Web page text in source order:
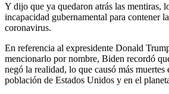
Y dijo que ya quedaron atrás las mentiras,
incapacidad gubernamental para contener
coronavirus.
En referencia al expresidente Donald
mencionarlo por nombre, Biden recordó
negó la realidad, lo que causó más muertes
población de Estados Unidos y en el